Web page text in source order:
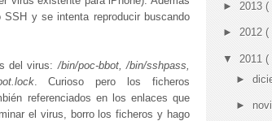
y se intenta reproducir buscando
del virus: /bin/poc-bbot, /bin/sshpass,
. Curioso pero los ficheros
referenciados en los enlaces que
el virus, borro los ficheros y hago
► 2013 (
► 2012 (
▼ 2011 (
►
►